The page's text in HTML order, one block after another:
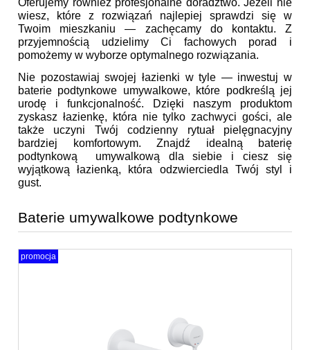
Oferujemy również profesjonalne doradztwo. Jeżeli nie
wiesz, które z rozwiązań najlepiej sprawdzi się w
Twoim mieszkaniu — zachęcamy do kontaktu. Z
przyjemnością udzielimy Ci fachowych porad i
pomożemy w wyborze optymalnego rozwiązania.
Nie pozostawiaj swojej łazienki w tyle — inwestuj w
baterie podtynkowe umywalkowe, które podkreślą jej
urodę i funkcjonalność. Dzięki naszym produktom
zyskasz łazienkę, która nie tylko zachwyci gości, ale
także uczyni Twój codzienny rytuał pielęgnacyjny
bardziej komfortowym. Znajdź idealną baterię
podtynkową umywalkową dla siebie i ciesz się
wyjątkową łazienką, która odzwierciedla Twój styl i
gust.
Baterie umywalkowe podtynkowe
promocja